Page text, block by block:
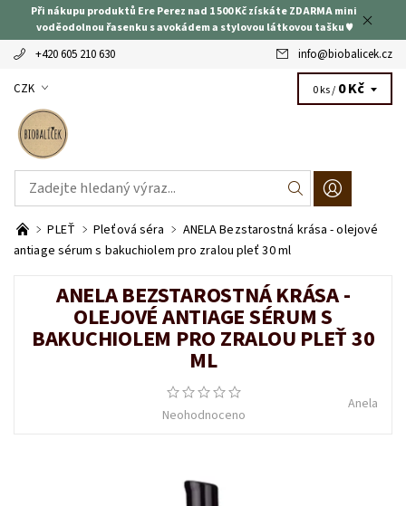
Při nákupu produktů Ere Perez nad 1 500 Kč získáte ZDARMA mini
voděodolnou řasenku s avokádem a stylovou látkovou tašku ♥
+420 605 210 630 info@biobalicek.cz
CZK 0 ks / 0 Kč
PLEŤ Pleťová séra
ANELA Bezstarostná krása - olejové
antiage sérum s bakuchiolem pro zralou pleť 30 ml
ANELA BEZSTAROSTNÁ KRÁSA -
OLEJOVÉ ANTIAGE SÉRUM S
BAKUCHIOLEM PRO ZRALOU PLEŤ 30
ML
Neohodnoceno
Anela